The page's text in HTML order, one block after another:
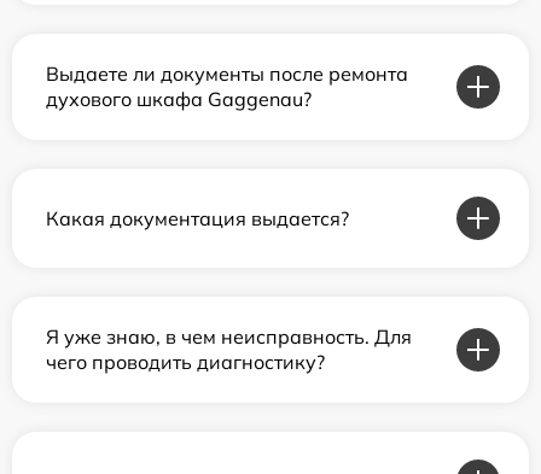
Выдаете ли документы после ремонта
духового шкафа Gaggenau?
Какая документация выдается?
Я уже знаю, в чем неисправность. Для
чего проводить диагностику?